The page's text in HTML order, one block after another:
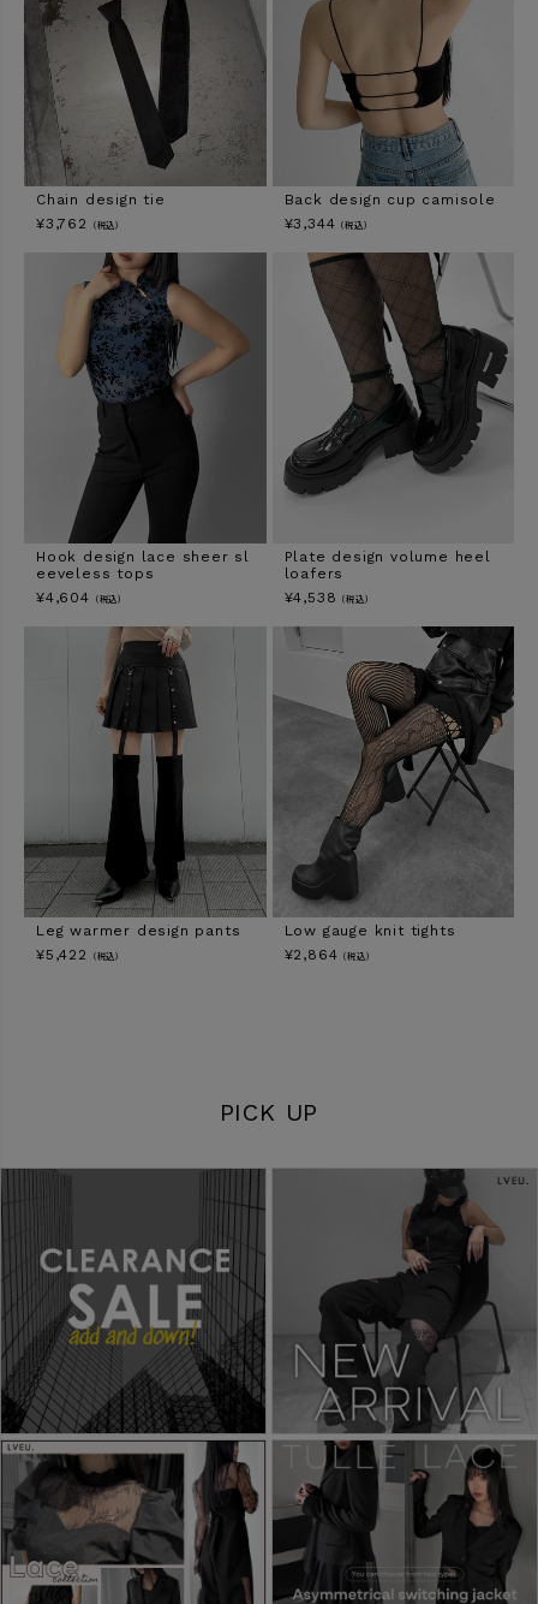
Chain design tie
¥3,762 （税込）
Back design cup camisole
¥3,344 （税込）
Hook design lace sheer sl
eeveless tops
¥4,604 （税込）
Plate design volume heel
loafers
¥4,538 （税込）
Leg warmer design pants
¥5,422 （税込）
Low gauge knit tights
¥2,864 （税込）
PICK UP